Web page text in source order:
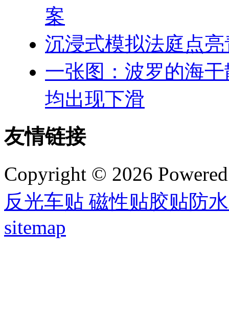
案
沉浸式模拟法庭点
一张图：波罗的海
均出现下滑
友情链接
Copyright © 2026
反光车贴 磁性贴胶贴防
sitemap